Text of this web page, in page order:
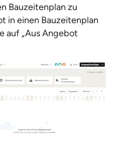
Bauzeitenplan zu
in einen Bauzeitenplan
auf „Aus Angebot